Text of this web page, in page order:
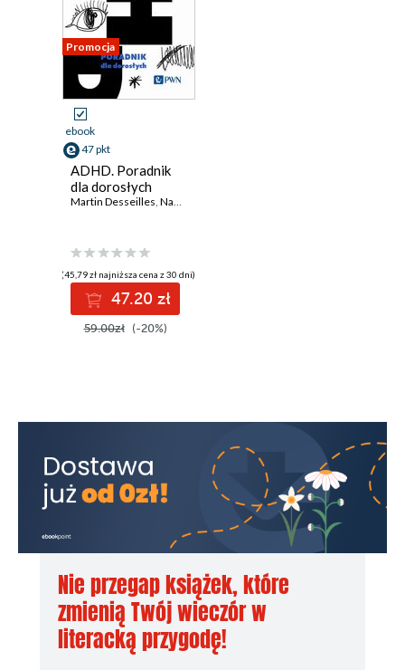
Promocja
ebook
47 pkt
ADHD. Poradnik
dla dorosłych
Martin Desseilles, Nader Perroud
(45,79 zł najniższa cena z 30 dni)
47.20 zł
59.00zł (-20%)
Nie przegap książek, które
zmienią Twój wieczór w
literacką przygodę!